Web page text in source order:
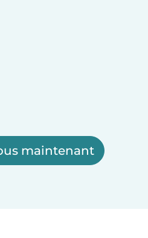
maintenant